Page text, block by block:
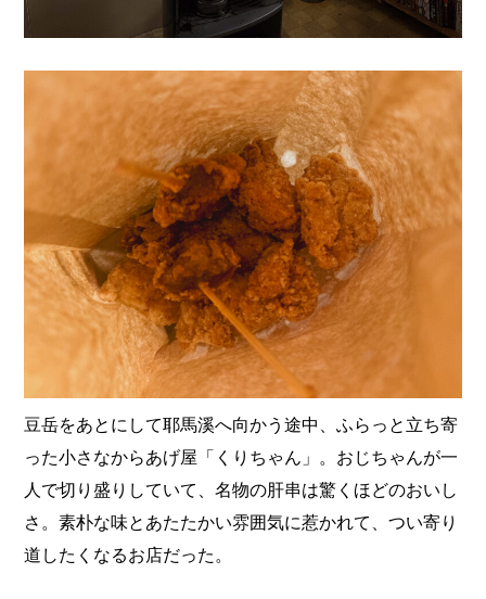
豆岳をあとにして耶馬溪へ向かう途中、ふらっと立ち寄
った小さなからあげ屋「くりちゃん」。おじちゃんが一
人で切り盛りしていて、名物の肝串は驚くほどのおいし
さ。素朴な味とあたたかい雰囲気に惹かれて、つい寄り
道したくなるお店だった。